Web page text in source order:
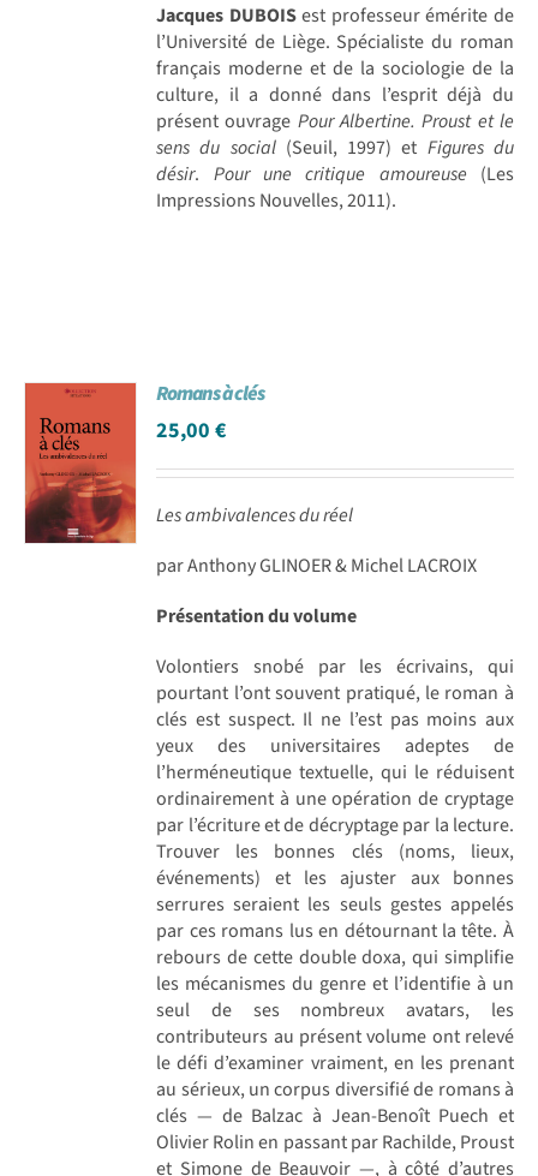
Jacques DUBOISest professeur émérite de
l’Université de Liège. Spécialiste du roman
français moderne et de la sociologie de la
culture, il a donné dans l’esprit déjà du
présent ouvrage Pour Albertine. Proust et le
sens du social(Seuil, 1997) et Figures du
désir. Pour une critique amoureuse (Les
Impressions Nouvelles, 2011).
Romans à clés
25,00€
Les ambivalences du réel
par Anthony GLINOER & Michel LACROIX
Présentation du volume
Volontiers snobé par les écrivains, qui
pourtant l’ont souvent pratiqué, le roman à
clés est suspect. Il ne l’est pas moins aux
yeux des universitaires adeptes de
l’herméneutique textuelle, qui le réduisent
ordinairement à une opération de cryptage
par l’écriture et de décryptage par la lecture.
Trouver les bonnes clés (noms, lieux,
événements) et les ajuster aux bonnes
serrures seraient les seuls gestes appelés
par ces romans lus en détournant la tête. À
rebours de cette double doxa, qui simplifie
les mécanismes du genre et l’identifie à un
seul de ses nombreux avatars, les
contributeurs au présent volume ont relevé
le défi d’examiner vraiment, en les prenant
au sérieux, un corpus diversifié de romans à
clés — de Balzac à Jean-Benoît Puech et
Olivier Rolin en passant par Rachilde, Proust
et Simone de Beauvoir —, à côté d’autres